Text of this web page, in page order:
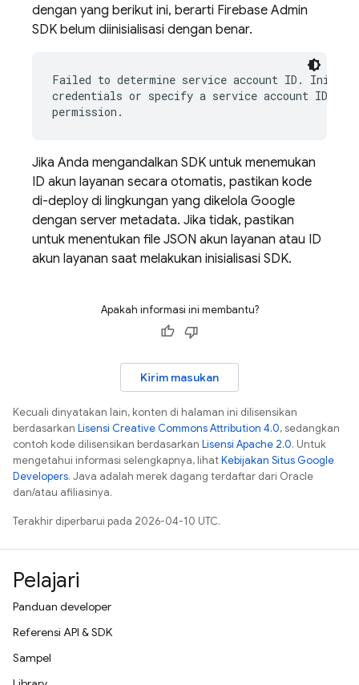
dengan yang berikut ini, berarti Firebase Admin
SDK belum diinisialisasi dengan benar.
Failed to determine service account ID.
credentials or specify a service account ID with
Jika Anda mengandalkan SDK untuk menemukan
ID akun layanan secara otomatis, pastikan kode
di-deploy di lingkungan yang dikelola Google
dengan server metadata. Jika tidak, pastikan
untuk menentukan file JSON akun layanan atau ID
akun layanan saat melakukan inisialisasi SDK.
Apakah informasi ini membantu?
Kirim masukan
Kecuali dinyatakan lain, konten di halaman ini dilisensikan
berdasarkan Lisensi Creative Commons Attribution 4.0, sedangkan
contoh kode dilisensikan berdasarkan Lisensi Apache 2.0. Untuk
mengetahui informasi selengkapnya, lihatKebijakan Situs Google
Developers. Java adalah merek dagang terdaftar dari Oracle
dan/atau afiliasinya.
Terakhir diperbarui pada 2026-04-10 UTC.
Pelajari
Panduan developer
Referensi API & SDK
Sampel